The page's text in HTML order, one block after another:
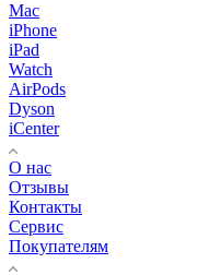
Mac
iPhone
iPad
Watch
AirPods
Dyson
iCenter
О нас
Отзывы
Контакты
Сервис
Покупателям